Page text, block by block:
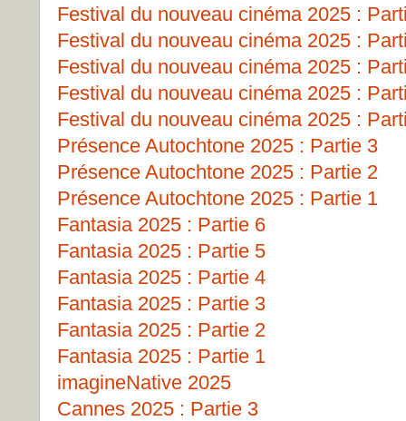
Festival du nouveau cinéma 2025 :
Festival du nouveau cinéma 2025 :
Festival du nouveau cinéma 2025 :
Festival du nouveau cinéma 2025 :
Festival du nouveau cinéma 2025 :
Présence Autochtone 2025 : Partie 3
Présence Autochtone 2025 : Partie 2
Présence Autochtone 2025 : Partie 1
Fantasia 2025 : Partie 6
Fantasia 2025 : Partie 5
Fantasia 2025 : Partie 4
Fantasia 2025 : Partie 3
Fantasia 2025 : Partie 2
Fantasia 2025 : Partie 1
imagineNative 2025
Cannes 2025 : Partie 3